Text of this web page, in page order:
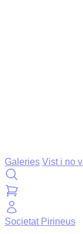
Galeries Vist i no
Societat Pirineus